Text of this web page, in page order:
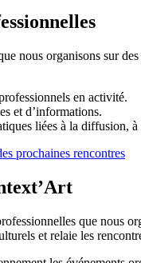
nous organisons sur
en activité.
et d’informations.
liées à la diffusion,
prochaines rencontres
que nous
et relaie les